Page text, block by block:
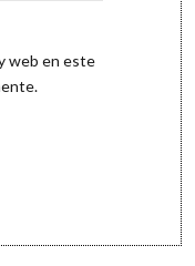
web en este